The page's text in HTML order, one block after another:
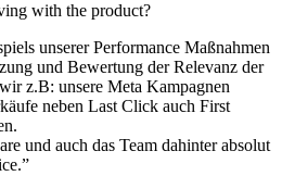
with the product?
unserer Performance Maßnahmen
und Bewertung der Relevanz der
z.B: unsere Meta Kampagnen
neben Last Click auch First
und auch das Team dahinter absolut